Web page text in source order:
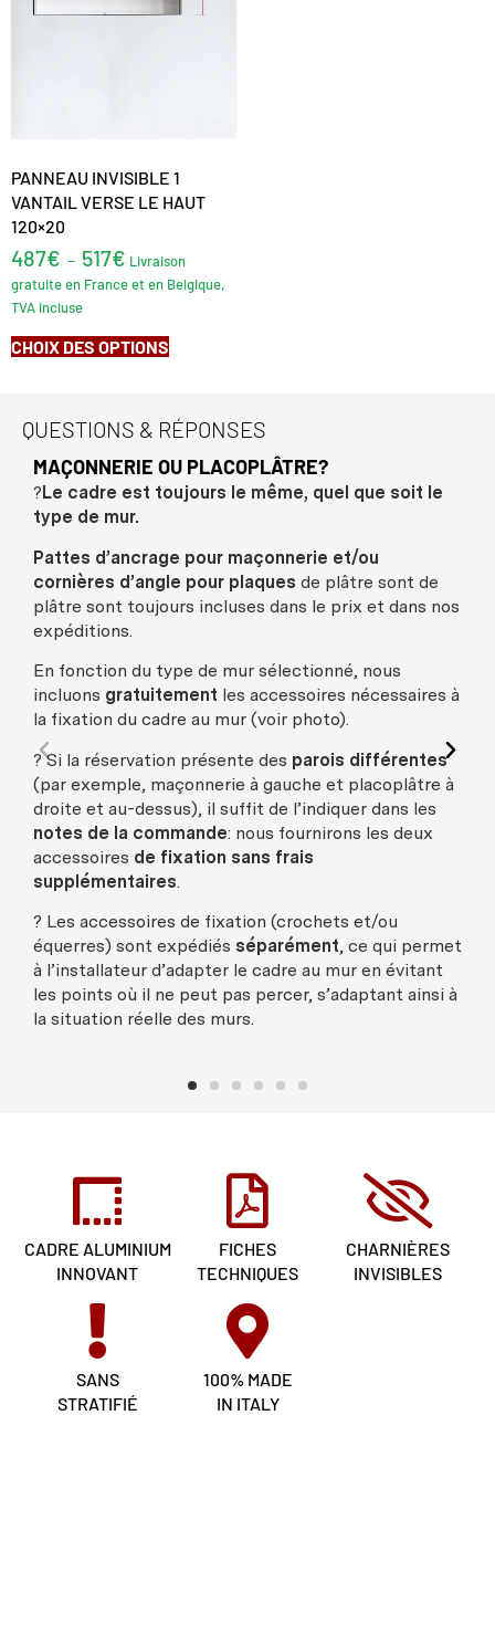
PANNEAU INVISIBLE 1
VANTAIL VERSE LE HAUT
120×20
487€ – 517€ Livraison
gratuite en France et en Belgique,
TVA incluse
CHOIX DES OPTIONS
QUESTIONS & RÉPONSES
MAÇONNERIE OU PLACOPLÂTRE?
? Le cadre est toujours le même, quel que soit le
type de mur.
Pattes d’ancrage pour maçonnerie et/ou
cornières d’angle pour plaques de plâtre sont de
plâtre sont toujours incluses dans le prix et dans nos
expéditions.
En fonction du type de mur sélectionné, nous
incluons gratuitement les accessoires nécessaires à
la fixation du cadre au mur (voir photo).
? Si la réservation présente des parois différentes
(par exemple, maçonnerie à gauche et placoplâtre à
droite et au-dessus), il suffit de l’indiquer dans les
notes de la commande: nous fournirons les deux
accessoires de fixation sans frais
supplémentaires.
? Les accessoires de fixation (crochets et/ou
équerres) sont expédiés séparément, ce qui permet
à l’installateur d’adapter le cadre au mur en évitant
les points où il ne peut pas percer, s’adaptant ainsi à
la situation réelle des murs.
CADRE ALUMINIUM
INNOVANT
FICHES
TECHNIQUES
CHARNIÈRES
INVISIBLES
SANS
STRATIFIÉ
100% MADE
IN ITALY